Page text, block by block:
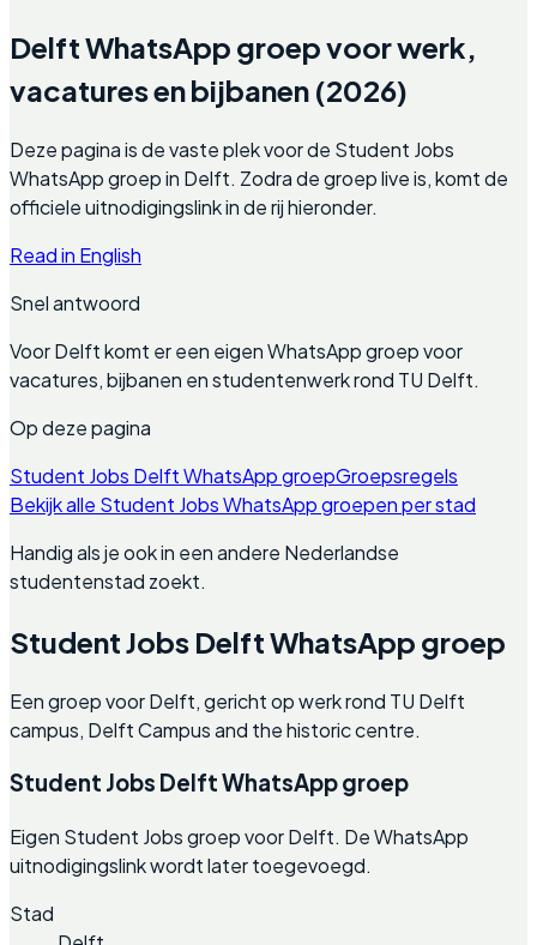
Delft WhatsApp groep voor werk,
vacatures en bijbanen (2026)
Deze pagina is de vaste plek voor de Student Jobs
WhatsApp groep in Delft. Zodra de groep live is, komt de
officiele uitnodigingslink in de rij hieronder.
Read in English
Snel antwoord
Voor Delft komt er een eigen WhatsApp groep voor
vacatures, bijbanen en studentenwerk rond TU Delft.
Op deze pagina
Student Jobs Delft WhatsApp groepGroepsregels
Bekijk alle Student Jobs WhatsApp groepen per stad
Handig als je ook in een andere Nederlandse
studentenstad zoekt.
Student Jobs Delft WhatsApp groep
Een groep voor Delft, gericht op werk rond TU Delft
campus, Delft Campus and the historic centre.
Student Jobs Delft WhatsApp groep
Eigen Student Jobs groep voor Delft. De WhatsApp
uitnodigingslink wordt later toegevoegd.
Stad